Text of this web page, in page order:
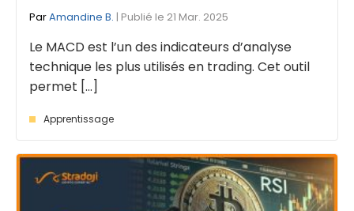
ParAmandine B. | Publié le 21 Mar. 2025
Le MACD est l’un des indicateurs d’analyse
technique les plus utilisés en trading. Cet outil
permet [...]
Apprentissage